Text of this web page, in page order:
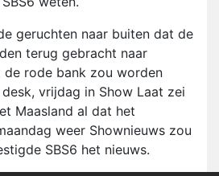
geruchten naar buiten dat de
terug gebracht naar
de rode bank zou worden
vrijdag in Show Laat zei
Maasland al dat het
weer Shownieuws zou
SBS6 het nieuws.